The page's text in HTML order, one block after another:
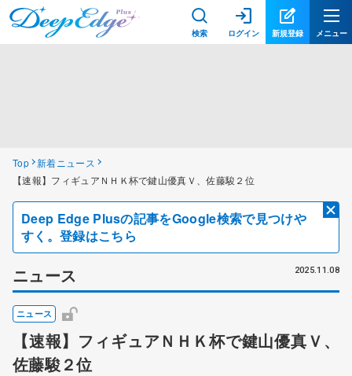
検索 ログイン 新規登録 メニュー
Top 新着ニュース
【速報】フィギュアＮＨＫ杯で鍵山優真Ｖ、佐藤駿２位
Deep Edge Plusの記事をGoogle検索で見つけや
すく。登録はこちら
ニュース 2025.11.08
ニュース
【速報】フィギュアＮＨＫ杯で鍵山優真Ｖ、
佐藤駿２位